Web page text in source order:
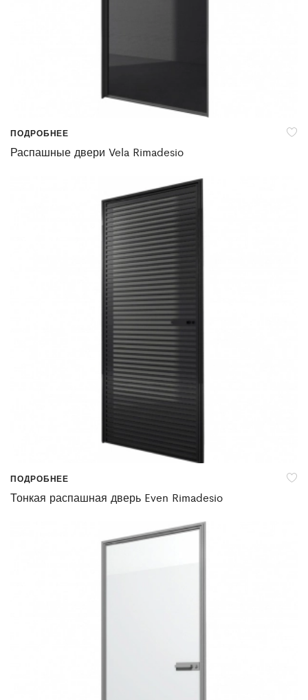
ПОДРОБНЕЕ
Распашные двери Vela Rimadesio
ПОДРОБНЕЕ
Тонкая распашная дверь Even Rimadesio